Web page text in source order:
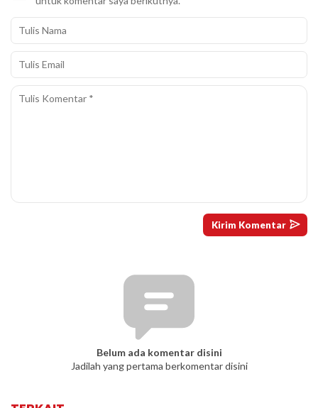
Belum ada komentar disini
Jadilah yang pertama berkomentar disini